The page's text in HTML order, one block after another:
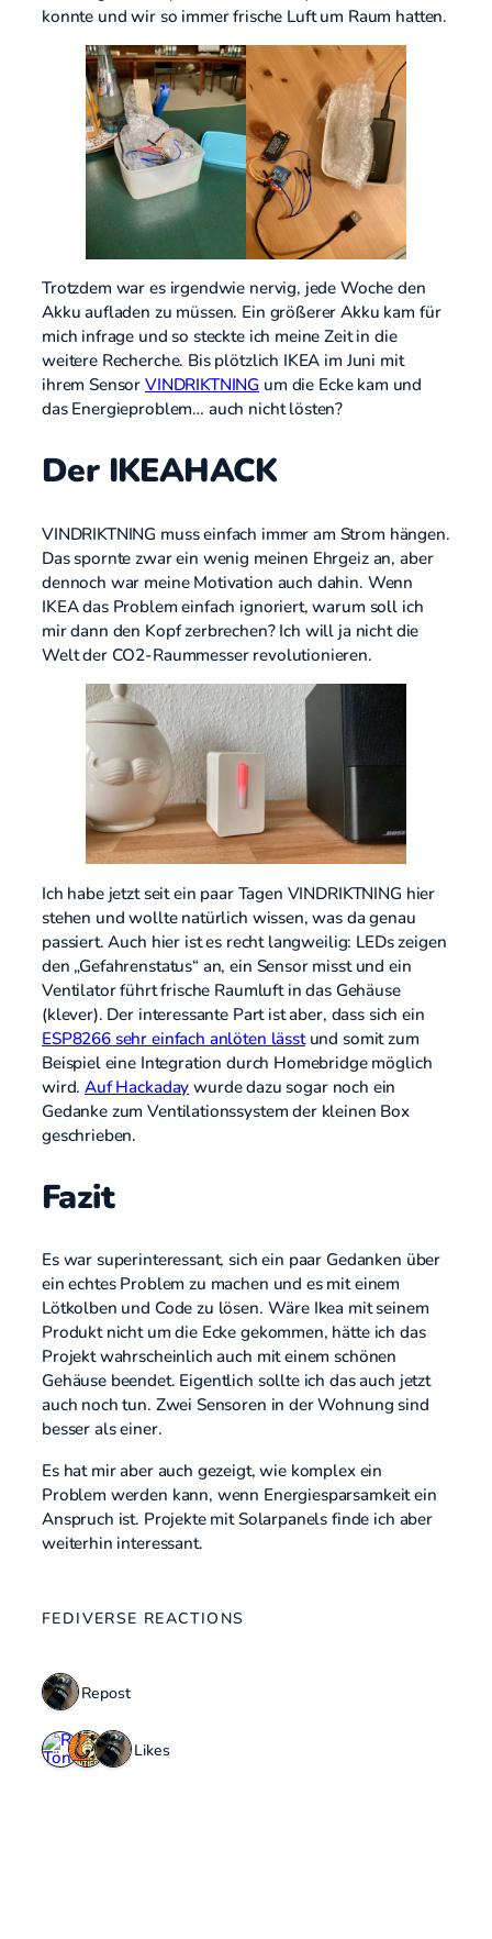
konnte und wir so immer frische Luft um Raum hatten.
Trotzdem war es irgendwie nervig, jede Woche den
Akku aufladen zu müssen. Ein größerer Akku kam für
mich infrage und so steckte ich meine Zeit in die
weitere Recherche. Bis plötzlich IKEA im Juni mit
ihrem SensorVINDRIKTNING um die Ecke kam und
das Energieproblem… auch nicht lösten?
Der IKEAHACK
VINDRIKTNING muss einfach immer am Strom hängen.
Das spornte zwar ein wenig meinen Ehrgeiz an, aber
dennoch war meine Motivation auch dahin. Wenn
IKEA das Problem einfach ignoriert, warum soll ich
mir dann den Kopf zerbrechen? Ich will ja nicht die
Welt der CO2-Raummesser revolutionieren.
Ich habe jetzt seit ein paar Tagen VINDRIKTNING hier
stehen und wollte natürlich wissen, was da genau
passiert. Auch hier ist es recht langweilig: LEDs zeigen
den „Gefahrenstatus“ an, ein Sensor misst und ein
Ventilator führt frische Raumluft in das Gehäuse
(klever). Der interessante Part ist aber, dass sich ein
ESP8266 sehr einfach anlöten lässtund somit zum
Beispiel eine Integration durch Homebridge möglich
wird.Auf Hackaday wurde dazu sogar noch ein
Gedanke zum Ventilationssystem der kleinen Box
geschrieben.
Fazit
Es war superinteressant, sich ein paar Gedanken über
ein echtes Problem zu machen und es mit einem
Lötkolben und Code zu lösen. Wäre Ikea mit seinem
Produkt nicht um die Ecke gekommen, hätte ich das
Projekt wahrscheinlich auch mit einem schönen
Gehäuse beendet. Eigentlich sollte ich das auch jetzt
auch noch tun. Zwei Sensoren in der Wohnung sind
besser als einer.
Es hat mir aber auch gezeigt, wie komplex ein
Problem werden kann, wenn Energiesparsamkeit ein
Anspruch ist. Projekte mit Solarpanels finde ich aber
weiterhin interessant.
FEDIVERSE REACTIONS
1 Repost
3 Likes